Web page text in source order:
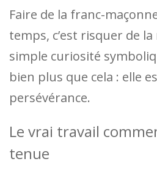
Faire de la franc-
temps, c’est risquer de
simple curiosité
bien plus que cela : elle
persévérance.
Le vrai travail
tenue